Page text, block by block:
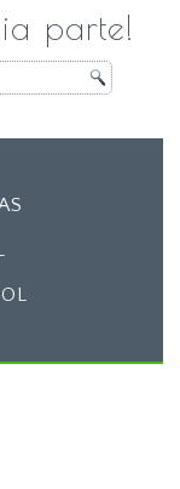
parte!